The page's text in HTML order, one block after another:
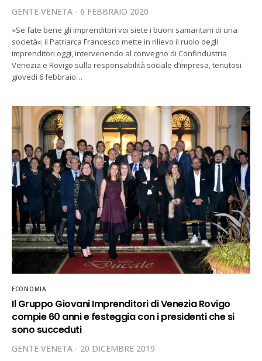
GENTE VENETA 6 FEBBRAIO 2020
«Se fate bene gli imprenditori voi siete i buoni samaritani di una
società»: il Patriarca Francesco mette in rilievo il ruolo degli
imprenditori oggi, intervenendo al convegno di Confindustria
Venezia e Rovigo sulla responsabilità sociale d’impresa, tenutosi
giovedì 6 febbraio…
ECONOMIA
Il Gruppo Giovani Imprenditori di Venezia Rovigo
compie 60 anni e festeggia con i presidenti che si
sono succeduti
GENTE VENETA 20 DICEMBRE 2019